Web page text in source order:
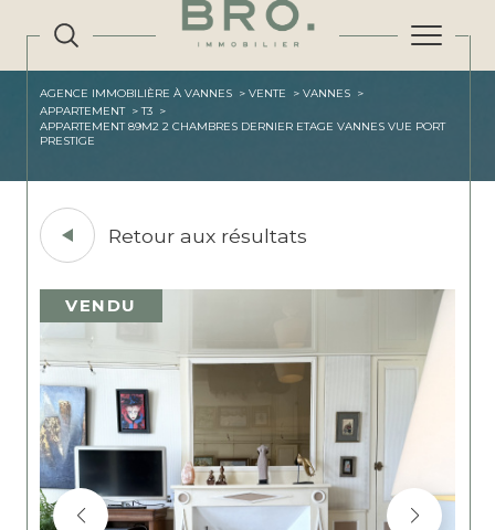
AGENCE IMMOBILIÈRE À VANNES VENTE
VANNES
APPARTEMENT
T3
APPARTEMENT 89M2 2 CHAMBRES DERNIER ETAGE VANNES VUE PORT
PRESTIGE
Retour aux résultats
VENDU